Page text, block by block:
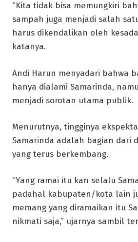
“Kita tidak bisa memungkiri
sampah juga menjadi salah
harus dikendalikan oleh
katanya.
Andi Harun menyadari bahwa
hanya dialami Samarinda,
menjadi sorotan utama publik.
Menurutnya, tingginya
Samarinda adalah bagian dari
yang terus berkembang.
“Yang ramai itu kan selalu
padahal kabupaten/kota lain
memang yang diramaikan itu
nikmati saja,” ujarnya sambil